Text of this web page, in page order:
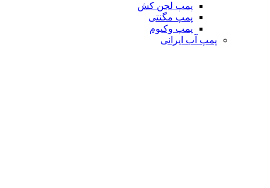
پمپ لجن کش
پمپ مگنتی
پمپ وکیوم
پمپ آب ایرانی